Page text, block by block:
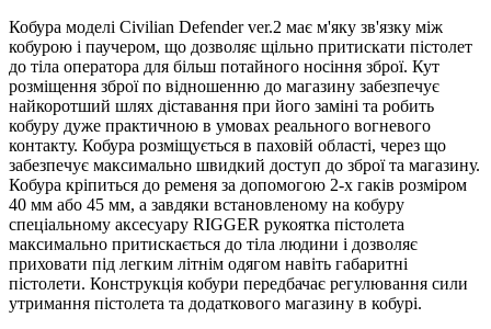
Кобура моделі Civilian Defender ver.2 має м'яку зв'язку між
кобурою і паучером, що дозволяє щільно притискати пістолет
до тіла оператора для більш потайного носіння зброї. Кут
розміщення зброї по відношенню до магазину забезпечує
найкоротший шлях діставання при його заміні та робить
кобуру дуже практичною в умовах реального вогневого
контакту. Кобура розміщується в паховій області, через що
забезпечує максимально швидкий доступ до зброї та магазину.
Кобура кріпиться до ременя за допомогою 2-х гаків розміром
40 мм або 45 мм, а завдяки встановленому на кобуру
спеціальному аксесуару RIGGER рукоятка пістолета
максимально притискається до тіла людини і дозволяє
приховати під легким літнім одягом навіть габаритні
пістолети. Конструкція кобури передбачає регулювання сили
утримання пістолета та додаткового магазину в кобурі.